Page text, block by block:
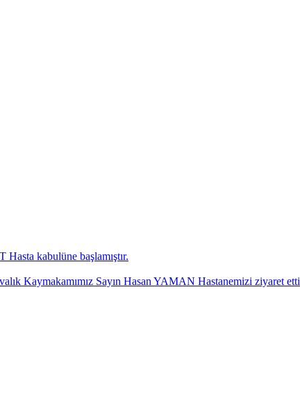
kabulüne başlamıştır.
Kaymakamımız Sayın Hasan YAMAN Hastanemizi ziyaret etti